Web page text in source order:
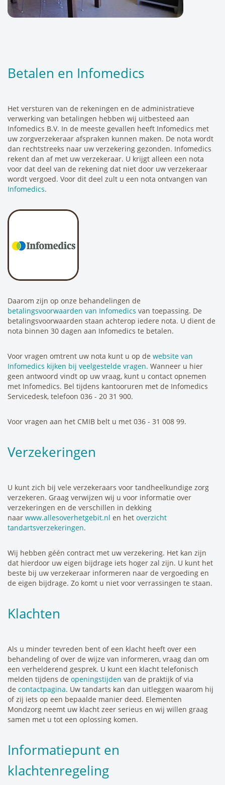
Betalen en Infomedics
Het versturen van de rekeningen en de administratieve
verwerking van betalingen hebben wij uitbesteed aan
Infomedics B.V. In de meeste gevallen heeft Infomedics met
uw zorgverzekeraar afspraken kunnen maken. De nota wordt
dan rechtstreeks naar uw verzekering gezonden. Infomedics
rekent dan af met uw verzekeraar. U krijgt alleen een nota
voor dat deel van de rekening dat niet door uw verzekeraar
wordt vergoed. Voor dit deel zult u een nota ontvangen van
Infomedics.
Daarom zijn op onze behandelingen de
betalingsvoorwaarden van Infomedics van toepassing. De
betalingsvoorwaarden staan achterop iedere nota. U dient de
nota binnen 30 dagen aan Infomedics te betalen.
Voor vragen omtrent uw nota kunt u op de website van
Infomedics kijken bij veelgestelde vragen. Wanneer u hier
geen antwoord vindt op uw vraag, kunt u contact opnemen
met Infomedics. Bel tijdens kantooruren met de Infomedics
Servicedesk, telefoon 036 - 20 31 900.
Voor vragen aan het CMIB belt u met 036 - 31 008 99.
Verzekeringen
U kunt zich bij vele verzekeraars voor tandheelkundige zorg
verzekeren. Graag verwijzen wij u voor informatie over
verzekeringen en de verschillen in dekking
naar www.allesoverhetgebit.nl en het overzicht
tandartsverzekeringen.
Wij hebben géén contract met uw verzekering. Het kan zijn
dat hierdoor uw eigen bijdrage iets hoger zal zijn. U kunt het
beste bij uw verzekeraar informeren naar de vergoeding en
de eigen bijdrage. Zo komt u niet voor verrassingen te staan.
Klachten
Als u minder tevreden bent of een klacht heeft over een
behandeling of over de wijze van informeren, vraag dan om
een verhelderend gesprek. U kunt een klacht telefonisch
melden tijdens de openingstijden van de praktijk of via
de contactpagina. Uw tandarts kan dan uitleggen waarom hij
of zij iets op een bepaalde manier deed. Elementen
Mondzorg neemt uw klacht zeer serieus en wij willen graag
samen met u tot een oplossing komen.
Informatiepunt en
klachtenregeling